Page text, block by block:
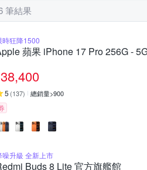
筆結果
時狂降1500
蘋果 iPhone 17 Pro 256G -
38,400
5 (137) 總銷量>900
噪升級 全新上市
Buds 8 Lite 官方旗艦館